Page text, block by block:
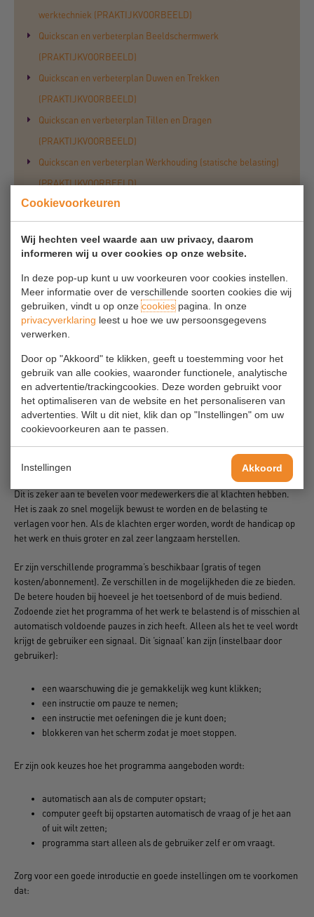
Cookievoorkeuren
Wij hechten veel waarde aan uw privacy, daarom
informeren wij u over cookies op onze website.
In deze pop-up kunt u uw voorkeuren voor cookies instellen.
Meer informatie over de verschillende soorten cookies die wij
gebruiken, vindt u op onzecookiespagina. In onze
privacyverklaring leest u hoe we uw persoonsgegevens
verwerken.
Door op "Akkoord" te klikken, geeft u toestemming voor het
gebruik van alle cookies, waaronder functionele, analytische
en advertentie/trackingcookies. Deze worden gebruikt voor
het optimaliseren van de website en het personaliseren van
advertenties. Wilt u dit niet, klik dan op "Instellingen" om uw
cookievoorkeuren aan te passen.
Instellingen Akkoord
werktechniek (PRAKTIJKVOORBEELD)
Quickscan en verbeterplan Beeldschermwerk
(PRAKTIJKVOORBEELD)
Quickscan en verbeterplan Duwen en Trekken
(PRAKTIJKVOORBEELD)
Quickscan en verbeterplan Tillen en Dragen
(PRAKTIJKVOORBEELD)
Quickscan en verbeterplan Werkhouding (statische belasting)
(PRAKTIJKVOORBEELD)
Quickscan en verbeterplan vaak herhaalde handelingen
(repeterend werk) (PRAKTIJKVOORBEELD)
Bedrijfshulpverlening en Calamiteiten
Pauzesoftware beeldschermwerk
(PRAKTIJKVOORBEELD)
Pauzesoftware helpt bij het bewust onderbreken van beeldschermwerk
als dat te lang aaneengesloten wordt gedaan. De computer helpt dus
om pauzes in te bouwen op het moment dat dit nodig is.
Dit is zeker aan te bevelen voor medewerkers die al klachten hebben.
Het is zaak zo snel mogelijk bewust te worden en de belasting te
verlagen voor hen. Als de klachten erger worden, wordt de handicap op
het werk en thuis groter en zal zeer langzaam herstellen.
Er zijn verschillende programma’s beschikbaar (gratis of tegen
kosten/abonnement). Ze verschillen in de mogelijkheden die ze bieden.
De betere houden bij hoeveel je het toetsenbord of de muis bediend.
Zodoende ziet het programma of het werk te belastend is of misschien al
automatisch voldoende pauzes in zich heeft. Alleen als het te veel wordt
krijgt de gebruiker een signaal. Dit ‘signaal’ kan zijn (instelbaar door
gebruiker):
een waarschuwing die je gemakkelijk weg kunt klikken;
een instructie om pauze te nemen;
een instructie met oefeningen die je kunt doen;
blokkeren van het scherm zodat je moet stoppen.
Er zijn ook keuzes hoe het programma aangeboden wordt:
automatisch aan als de computer opstart;
computer geeft bij opstarten automatisch de vraag of je het aan
of uit wilt zetten;
programma start alleen als de gebruiker zelf er om vraagt.
Zorg voor een goede introductie en goede instellingen om te voorkomen
dat: